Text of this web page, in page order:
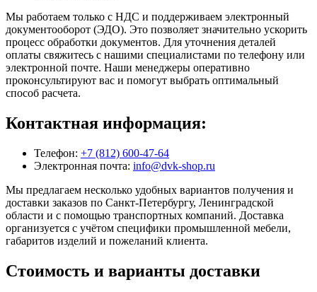
Мы работаем только с НДС и поддерживаем электронный
документооборот (ЭДО). Это позволяет значительно ускорить
процесс обработки документов. Для уточнения деталей
оплаты свяжитесь с нашими специалистами по телефону или
электронной почте. Наши менеджеры оперативно
проконсультируют вас и помогут выбрать оптимальный
способ расчета.
Контактная информация:
Телефон: +7 (812) 600-47-64
Электронная почта: info@dvk-shop.ru
Мы предлагаем несколько удобных вариантов получения и
доставки заказов по Санкт-Петербургу, Ленинградской
области и с помощью транспортных компаний. Доставка
организуется с учётом специфики промышленной мебели,
габаритов изделий и пожеланий клиента.
Стоимость и варианты доставки